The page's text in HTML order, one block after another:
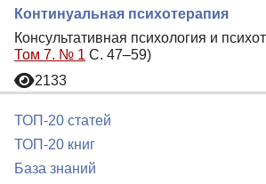
Континуальная психотерапия
Консультативная психология и
Том 7. № 1 С. 47–59)
2133
ТОП-20 статей
ТОП-20 книг
База знаний